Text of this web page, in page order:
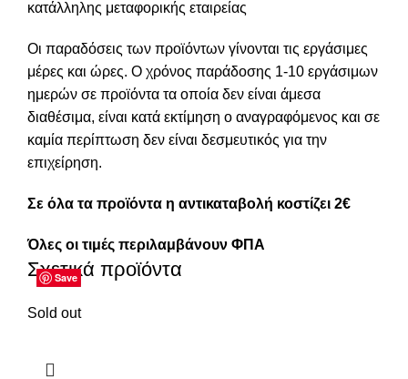
κατάλληλης μεταφορικής εταιρείας
Οι παραδόσεις των προϊόντων γίνονται τις εργάσιμες
μέρες και ώρες. Ο χρόνος παράδοσης 1-10 εργάσιμων
ημερών σε προϊόντα τα οποία δεν είναι άμεσα
διαθέσιμα, είναι κατά εκτίμηση ο αναγραφόμενος και σε
καμία περίπτωση δεν είναι δεσμευτικός για την
επιχείρηση.
Σε όλα τα προϊόντα η αντικαταβολή κοστίζει 2€
Όλες οι τιμές περιλαμβάνουν ΦΠΑ
Σχετικά προϊόντα
Save
Sold out
Save
Save
Save
Save
Save
Save
Save